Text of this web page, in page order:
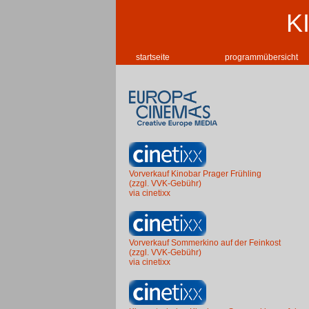
startseite programmübersicht
Vorverkauf Kinobar Prager Frühling
(zzgl. VVK-Gebühr)
via cinetixx
Vorverkauf Sommerkino auf der Feinkost
(zzgl. VVK-Gebühr)
via cinetixx